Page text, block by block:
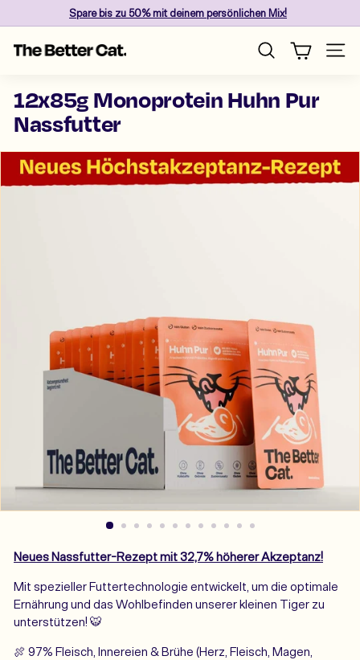
to
content
Pause
Sparebis zu 50%mit deinem persönlichen Mix!
T
e
B
e
t
t
e
Search Site
12x85g Monoprotein Huhn Pur
Nassfutter
Neues Nassfutter-Rezept mit 32,7% höherer Akzeptanz!
Mit spezieller Futtertechnologie entwickelt, um die optimale
Ernährung und das Wohlbefinden unserer kleinen Tiger zu
unterstützen! 🐯
🍖 97% Fleisch, Innereien & Brühe (Herz, Fleisch, Magen,